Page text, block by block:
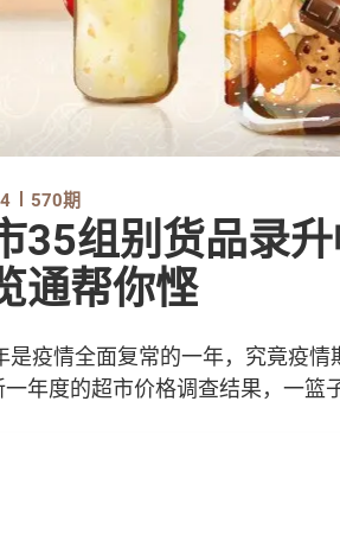
570期
组别货品录升幅 仅19组下
通帮你悭
是疫情全面复常的一年，究竟疫
一年度的超市价格调查结果，一篮